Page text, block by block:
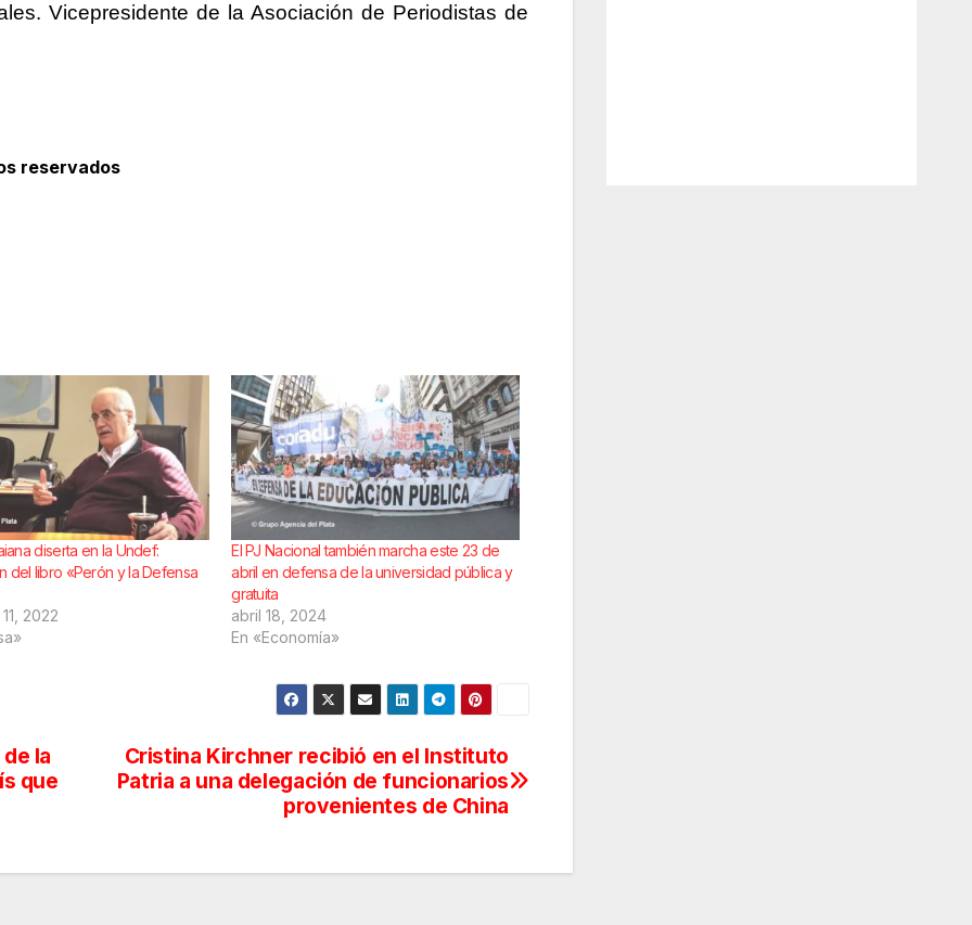
Vicepresidente de la Asociación de Periodistas de
reservados
diserta en la Undef:
del libro «Perón y la Defensa
2022
El PJ Nacional también marcha este 23 de
abril en defensa de la universidad pública y
gratuita
abril 18, 2024
En «Economía»
Cristina Kirchner recibió en el Instituto
Patria a una delegación de funcionarios
provenientes de China
la
que